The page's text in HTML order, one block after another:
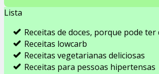
Lista
Receitas de doces, porque pode ter
Receitas lowcarb
Receitas vegetarianas deliciosas
Receitas para pessoas hipertensas